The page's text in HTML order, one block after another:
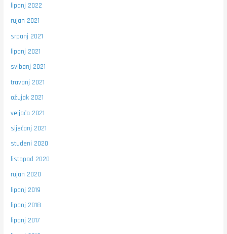
lipanj 2022
rujan 2021
srpanj 2021
lipanj 2021
svibanj 2021
travanj 2021
ožujak 2021
veljača 2021
siječanj 2021
studeni 2020
listopad 2020
rujan 2020
lipanj 2019
lipanj 2018
lipanj 2017